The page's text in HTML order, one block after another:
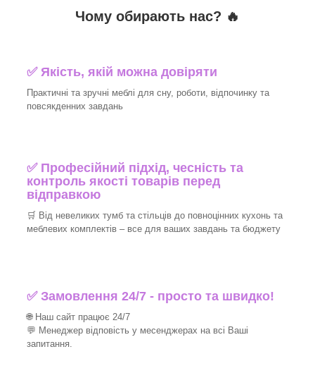
Чому обирають нас? 🔥
✅ Якість, якій можна довіряти
Практичні та зручні меблі для сну, роботи, відпочинку та
повсякденних завдань
✅ Професійний підхід, чесність та
контроль якості товарів перед
відправкою
🛒 Від невеликих тумб та стільців до повноцінних кухонь та
меблевих комплектів – все для ваших завдань та бюджету
✅ Замовлення 24/7 - просто та швидко!
🌐 Наш сайт працює 24/7
💬 Менеджер відповість у месенджерах на всі Ваші
запитання.